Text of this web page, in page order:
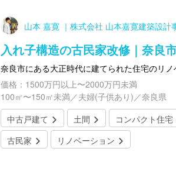
山本 嘉寛 ｜株式会社 山本嘉寛建築設計
入れ子構造の古民家改修｜奈良
奈良市にある大正時代に建てられた住宅のリノ
価格：1500万円以上〜2000万円未満
100㎡〜150㎡未満／夫婦(子供あり)／奈良県
中古戸建て
土間
コンパクト住
古民家
リノベーション